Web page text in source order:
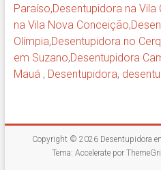
Paraíso,Desentupidora na Vila
na Vila Nova Conceição,
Olímpia,Desentupidora no
em Suzano,Desentupidora
Mauá, Desentupidora,
Copyright © 2026 Desentupidora
Tema:Accelerate por